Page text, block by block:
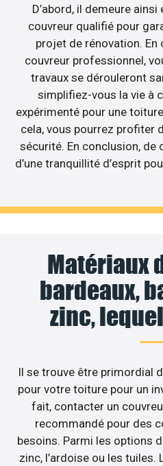
D’abord, il demeure
couvreur qualifié pour
projet de rénovation. En
couvreur professionnel,
travaux se dérouleront
simplifiez-vous la vie à
expérimenté pour une
cela, vous pourrez profiter
sécurité. En conclusion, de
d’une tranquillité d’esprit
Matériaux
bardeaux,
zinc,
Il se trouve être primordial
pour votre toiture pour un
fait, contacter un
recommandé pour des
besoins. Parmi les options
zinc, l’ardoise ou les